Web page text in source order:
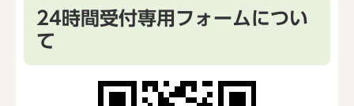
24時間受付専用フォームについ
て